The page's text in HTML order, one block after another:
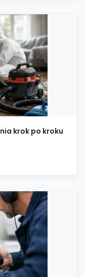
krok po kroku